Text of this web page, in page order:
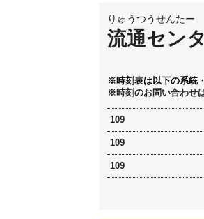
りゅうつうせんたー
流通セン
※時刻表は以下の系統
※時刻のお問い合わせ
109
109
109